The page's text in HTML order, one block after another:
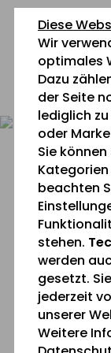
Diese
Wir
optimales
Dazu
der Seite
lediglich
oder
Sie
beachten
stehen.
werden
gesetzt.
jederzeit
unserer
Weitere
zum
Inhalt
springen
zur
Navigation
springen
zum
Fußbereich
springen
Sie befinden